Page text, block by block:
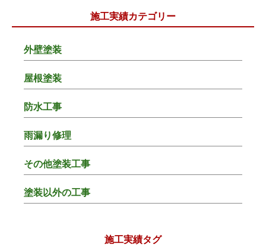
施工実績カテゴリー
外壁塗装
屋根塗装
防水工事
雨漏り修理
その他塗装工事
塗装以外の工事
施工実績タグ